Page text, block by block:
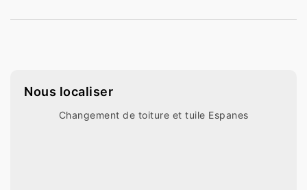
Nous localiser
Changement de toiture et tuile Espanes